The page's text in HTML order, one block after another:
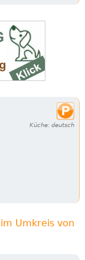
Küche: deutsch
Umkreis von